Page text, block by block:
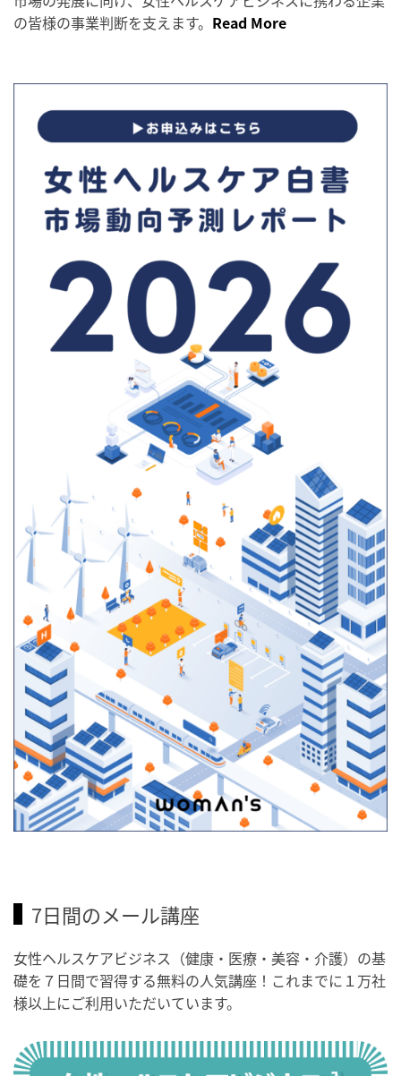
の皆様の事業判断を支えます。 Read More
7日間のメール講座
女性ヘルスケアビジネス（健康・医療・美容・介護）の基
礎を７日間で習得する無料の人気講座！これまでに１万社
様以上にご利用いただいています。